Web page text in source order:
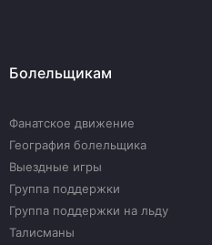
Болельщикам
Фанатское движение
География болельщика
Выездные игры
Группа поддержки
Группа поддержки на льду
Талисманы